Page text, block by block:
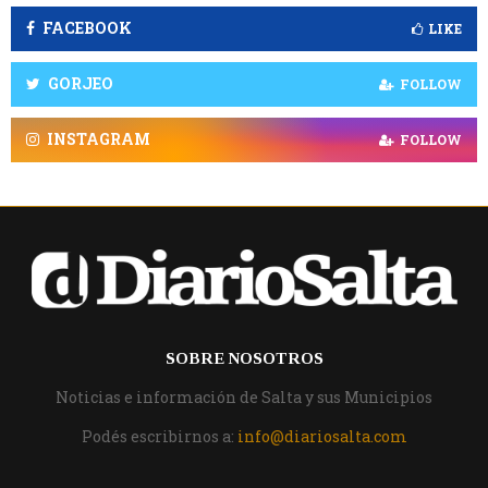
FACEBOOK LIKE
GORJEO FOLLOW
INSTAGRAM FOLLOW
SOBRE NOSOTROS
Noticias e información de Salta y sus Municipios
Podés escribirnos a: info@diariosalta.com